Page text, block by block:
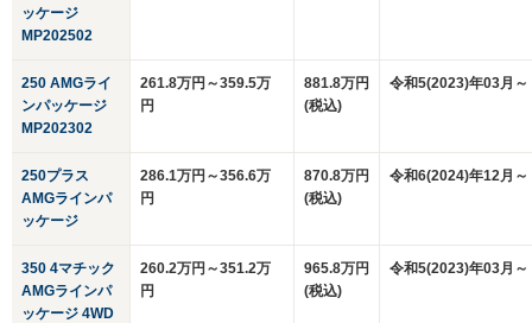
ッケージ
MP202502
250 AMGライ
ンパッケージ
MP202302
261.8万円～359.5万
円
881.8万円
(税込)
令和5(2023)年03月～
250プラス
AMGラインパ
ッケージ
286.1万円～356.6万
円
870.8万円
(税込)
令和6(2024)年12月～
350 4マチック
AMGラインパ
ッケージ 4WD
260.2万円～351.2万
円
965.8万円
(税込)
令和5(2023)年03月～